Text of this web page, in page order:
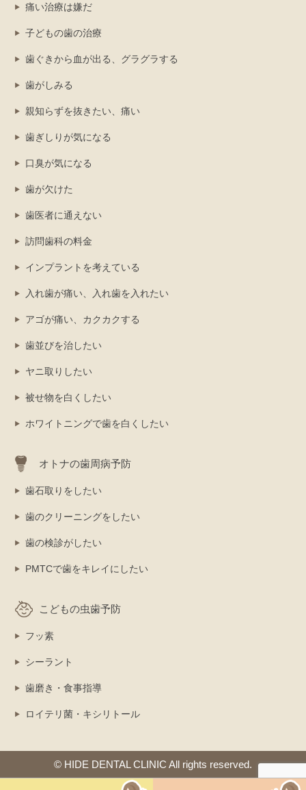
痛い治療は嫌だ
子どもの歯の治療
歯ぐきから血が出る、グラグラする
歯がしみる
親知らずを抜きたい、痛い
歯ぎしりが気になる
口臭が気になる
歯が欠けた
歯医者に通えない
訪問歯科の料金
インプラントを考えている
入れ歯が痛い、入れ歯を入れたい
アゴが痛い、カクカクする
歯並びを治したい
ヤニ取りしたい
被せ物を白くしたい
ホワイトニングで歯を白くしたい
オトナの歯周病予防
歯石取りをしたい
歯のクリーニングをしたい
歯の検診がしたい
PMTCで歯をキレイにしたい
こどもの虫歯予防
フッ素
シーラント
歯磨き・食事指導
ロイテリ菌・キシリトール
© HIDE DENTAL CLINIC All rights reserved.